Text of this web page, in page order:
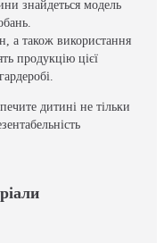
знайдеться модель
а також використання
продукцію цієї
дитині не тільки